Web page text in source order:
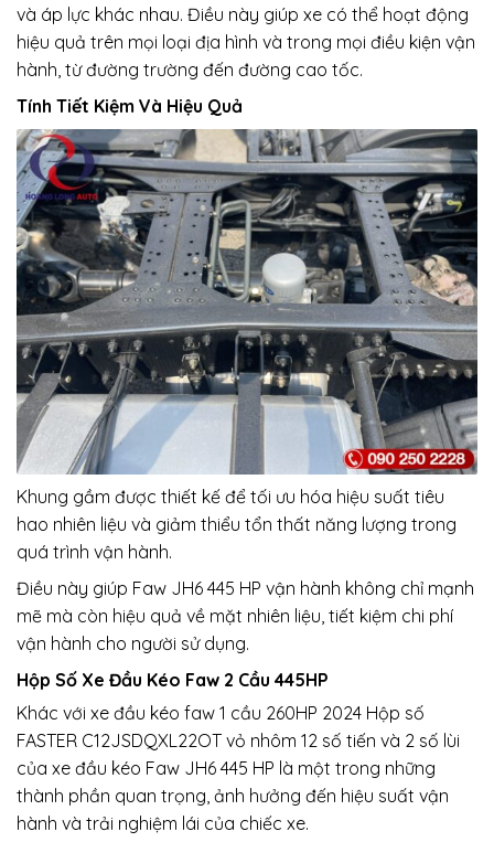
và áp lực khác nhau. Điều này giúp xe có thể hoạt động
hiệu quả trên mọi loại địa hình và trong mọi điều kiện vận
hành, từ đường trường đến đường cao tốc.
Tính Tiết Kiệm Và Hiệu Quả
Khung gầm được thiết kế để tối ưu hóa hiệu suất tiêu
hao nhiên liệu và giảm thiểu tổn thất năng lượng trong
quá trình vận hành.
Điều này giúp Faw JH6 445 HP vận hành không chỉ mạnh
mẽ mà còn hiệu quả về mặt nhiên liệu, tiết kiệm chi phí
vận hành cho người sử dụng.
Hộp Số Xe Đầu Kéo Faw 2 Cầu 445HP
Khác với xe đầu kéo faw 1 cầu 260HP 2024 Hộp số
FASTER C12JSDQXL22OT vỏ nhôm 12 số tiến và 2 số lùi
của xe đầu kéo Faw JH6 445 HP là một trong những
thành phần quan trọng, ảnh hưởng đến hiệu suất vận
hành và trải nghiệm lái của chiếc xe.